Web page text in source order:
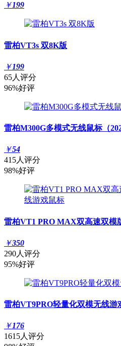
￥199
雷柏VT3s 双8K版
￥199
65人评分
96%好评
雷柏M300G多模式无线鼠标（
￥54
415人评分
98%好评
雷柏VT1 PRO MAX双高速双模
￥350
290人评分
95%好评
雷柏VT9PRO轻量化双模无线游
￥176
1615人评分